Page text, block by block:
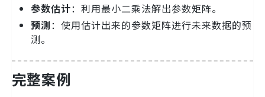
参数估计：利用最小二乘法解出参数矩阵。
预测：使用估计出来的参数矩阵进行未来数据的预
测。
完整案例